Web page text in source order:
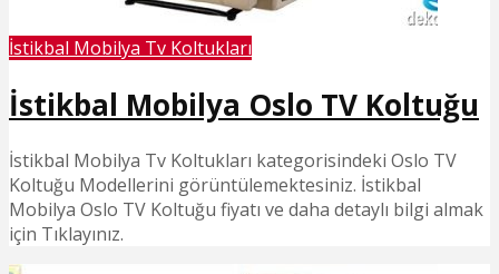
İstikbal Mobilya Tv Koltukları
İstikbal Mobilya Oslo TV Koltuğu
İstikbal Mobilya Tv Koltukları kategorisindeki Oslo TV
Koltuğu Modellerini görüntülemektesiniz. İstikbal
Mobilya Oslo TV Koltuğu fiyatı ve daha detaylı bilgi almak
için Tıklayınız.